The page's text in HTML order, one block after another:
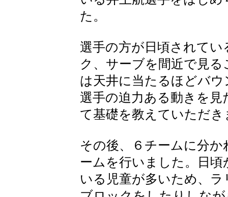
た。
選手の方が日頃されて
ク、サーブを間近で見
は天井に当たるほどバ
選手の迫力ある動きを
て基礎を教えていただき
その後、６チームに分
ームを行いました。日
いる児童が多いため、